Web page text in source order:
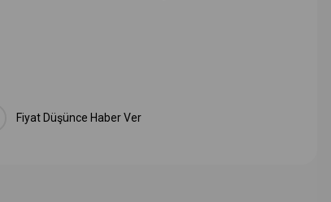
3000 rpm/dk, ağırlık 3 Kg'dan fazla olmalıdır.
Balance keçe performansının değişeceği göz
Fiyat Düşünce Haber Ver